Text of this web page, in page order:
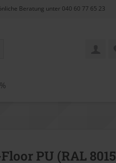
Beratung unter 040 60 77 65 23
PU (RAL 8015